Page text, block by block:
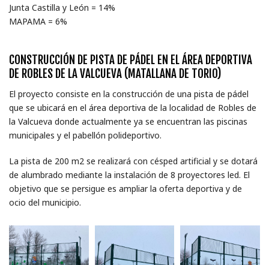
Junta Castilla y León = 14%
MAPAMA = 6%
CONSTRUCCIÓN DE PISTA DE PÁDEL EN EL ÁREA DEPORTIVA
DE ROBLES DE LA VALCUEVA (MATALLANA DE TORIO)
El proyecto consiste en la construcción de una pista de pádel
que se ubicará en el área deportiva de la localidad de Robles de
la Valcueva donde actualmente ya se encuentran las piscinas
municipales y el pabellón polideportivo.
La pista de 200 m2 se realizará con césped artificial y se dotará
de alumbrado mediante la instalación de 8 proyectores led. El
objetivo que se persigue es ampliar la oferta deportiva y de
ocio del municipio.